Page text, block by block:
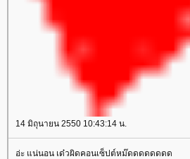
14 มิถุนายน 2550 10:43:14 น.
อ่ะ แน่นอน เด๋วผิดคอนเซ็ปต์หม๊ดดดดดดดด